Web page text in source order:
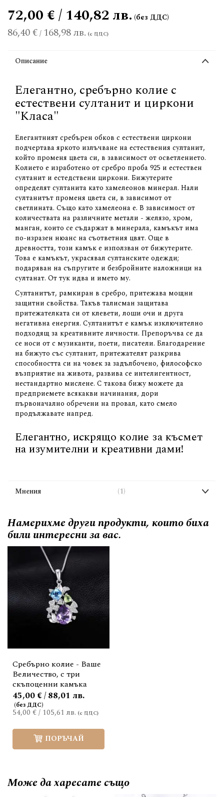
86,40 €/ 168,98 лв.
72,00 € / 140,82 лв.
Описание
Елегантно, сребърно колие с
естествени султанит и циркони
"Класа"
Елегантният сребърен обков с естествени циркони
подчертава яркото излъчване на естествения султанит,
който променя цвета си, в зависимост от осветлението.
Колието е изработено от сребро проба 925 и естествен
султанит и естедствени циркони. Бижутерите
определят султанита като хамелеонов минерал. Нали
султанитът променя цвета си, в зависимот от
светлината. Също като хамелеона е. В зависимост от
количествата на различните метали - желязо, хром,
манган, които се съдаржат в минерала, камъкът има
по-изразен нюанс на съответния цвят. Още в
древността, този камък е използван от бижутерите.
Това е камъкът, украсявал султанските одежди;
подаряван на съпругите и безбройните наложници на
султанат. От тук идва и името му.
Султанитът, рамкиран в сребро, притежава мощни
защитни свойства. Такъв талисман защитава
притежателката си от клевети, лоши очи и друга
негативна енергия. Султанитът е камък изключително
подходящ за креативните личности. Препоръчва се да
се носи от с музиканти, поети, писатели. Благодарение
на бижуто със султанит, притежателят разкрива
способността си на човек за задълбочено, философско
възприятие на живота, развива се интелигентност,
нестандартно мислене. С такова бижу можете да
предприемете всякакви начинания, дори
първоначално обречени на провал, като смело
продължавате напред.
Елегантно, искрящо колие за късмет
на изумителни и креативни дами!
Мнения 1
Намерихме други продукти, които биха
били интересни за вас.
Сребърно колие - Ваше
Величество, с три
скъпоценни камъка
54,00 €/ 105,61 лв.
45,00 € / 88,01 лв.
ПОРЪЧАЙ
Може дахаресате също